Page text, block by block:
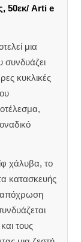
50εκ/ Arti e
μια
συνδυάζει
κυκλικές
χάλυβα, το
κατασκευής
απόχρωση
τους